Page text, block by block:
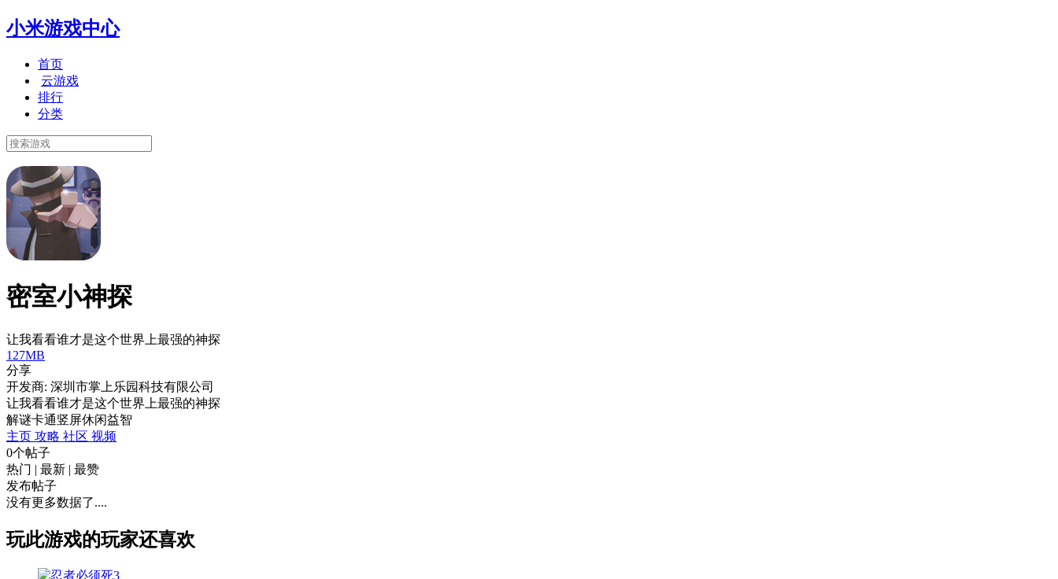
小米游戏中心
首页
云游戏
排行
分类
密室小神探
让我看看谁才是这个世界上最强的神探
127MB
分享
开发商: 深圳市掌上乐园科技有限公司
让我看看谁才是这个世界上最强的神探
解谜卡通竖屏休闲益智
主页 攻略 社区 视频
0个帖子
热门 | 最新 | 最赞
发布帖子
没有更多数据了....
玩此游戏的玩家还喜欢